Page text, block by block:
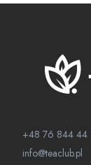
+48 76 844 44
info@teaclub.pl